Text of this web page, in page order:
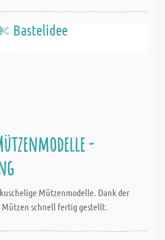
Bastelidee
-
Mützenmodelle. Dank der
Mützen schnell fertig gestellt.